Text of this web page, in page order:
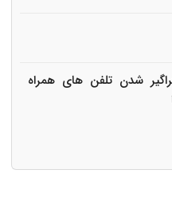
شدن تلفن های همراه